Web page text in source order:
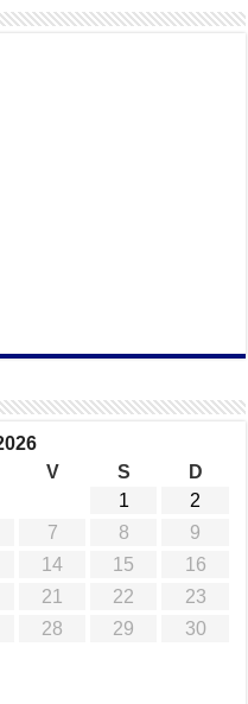
V S
D
1
2
7 8
9
14 15
16
21 22
23
28 29
30